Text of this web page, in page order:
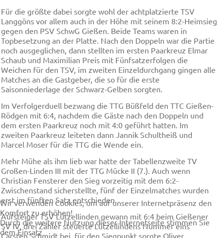
Für die größte dabei sorgte wohl der achtplatzierte TSV
Langgöns vor allem auch in der Höhe mit seinem 8:2-Heimsieg
gegen den PSV SchwG Gießen. Beide Teams waren in
Topbesetzung an der Platte. Nach den Doppeln war die Partie
noch ausgeglichen, dann stellten im ersten Paarkreuz Elmar
Schaub und Maximilian Preis mit Fünfsatzerfolgen die
Weichen für den TSV, im zweiten Einzeldurchgang gingen alle
Matches an die Gastgeber, die so für die erste
Saisonniederlage der Schwarz-Gelben sorgten.
Im Verfolgerduell bezwang die TTG Büßfeld den TTC Gießen-
Rödgen mit 6:4, nachdem die Gäste nach den Doppeln und
dem ersten Paarkreuz noch mit 4:0 geführt hatten. Im
zweiten Paarkreuz leiteten dann Jannik Schultheiß und
Marcel Moser für die TTG die Wende ein.
Mehr Mühe als ihm lieb war hatte der Tabellenzweite TV
Großen-Linden III mit der TTG Mücke II (7.). Auch wenn
Christian Fensterer den Sieg vorzeitig mit dem 6:2-
Zwischenstand sicherstellte, fünf der Einzelmatches wurden
erst im fünften Satz entschieden.
Aufsteiger TSV Lützellinden gewann mit 6:4 beim Gießener
SV IV, drei Zähler steuerte Lützellindens Nummer eins
Carsten Schmidt bei, für den Siegpunkt sorgte Oliver
Wir verwenden Cookies, um auf unserer Internetpräsenz den
Komfort zu erhöhen!
Durch die weitere Nutzung dieser Internetseite stimmen Sie
dem Einsatz